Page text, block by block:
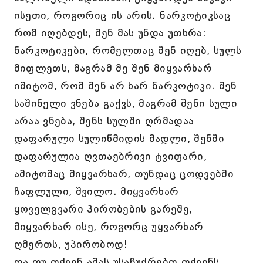
ისეთი, როგორიც ის არის. ნარკოტიკსაც
რომ იღებდეს, შენ მას უნდა უთხრა:
ნარკოტიკები, რომელთაც შენ იღებ, სულს
მიფლეთს, მაგრამ მე შენ მიყვარხარ
იმიტომ, რომ შენ არ ხარ ნარკოტიკი. შენ
საშინელი ვნება გაქვს, მაგრამ შენი სული
არაა ვნება, შენს სულში ღრმადაა
დაფარული სულიწმიდის მადლი, შენში
დაფარულია ღვთაებრივი ტვიფარი,
ამიტომაც მიყვარხარ, თუნდაც ცოდვებში
ჩაფლული, შვილო. მიყვარხარ
ყოველგვარი პირობების გარეშე,
მიყვარხარ ისე, როგორც უყვარხარ
ღმერთს, უპირობოდ!